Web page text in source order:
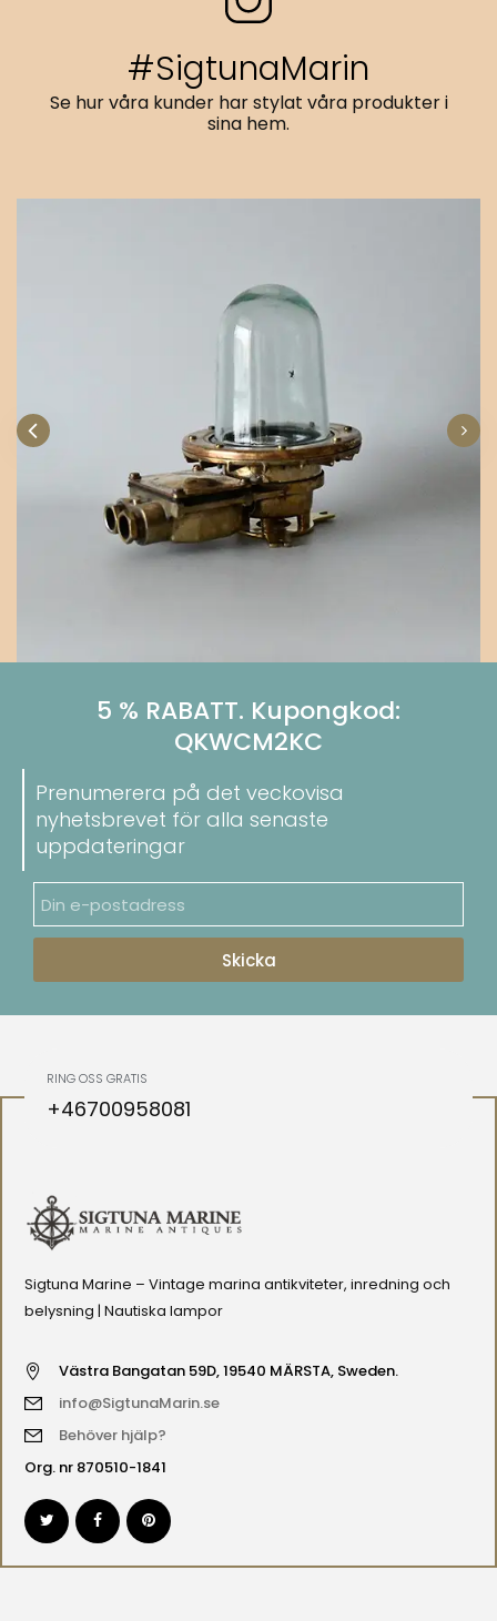
#SigtunaMarin
Se hur våra kunder har stylat våra produkter i
sina hem.
5 % RABATT. Kupongkod:
QKWCM2KC
Prenumerera på det veckovisa
nyhetsbrevet för alla senaste
uppdateringar
Skicka
RING OSS GRATIS
+46700958081
Sigtuna Marine – Vintage marina antikviteter, inredning och
belysning | Nautiska lampor
Västra Bangatan 59D, 19540 MÄRSTA, Sweden.
info@SigtunaMarin.se
Behöver hjälp?
Org. nr 870510-1841